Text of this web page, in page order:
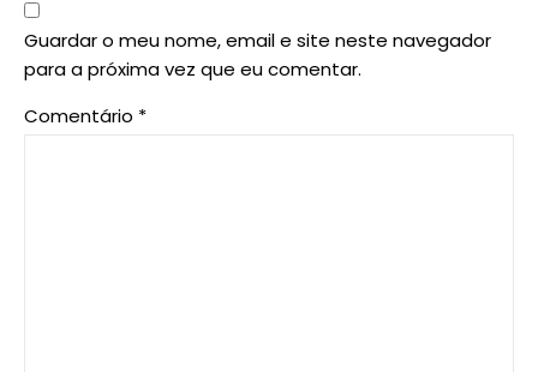
Guardar o meu nome, email e site neste navegador
para a próxima vez que eu comentar.
Comentário *